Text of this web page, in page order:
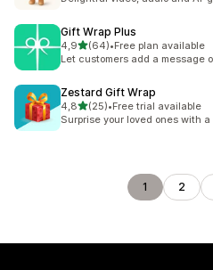
Gift Wrap Plus
4,95 yıldız üzerinden
(64)
toplam 64 değerlendirme
•Free plan available
Let customers add a message
Zestard Gift Wrap
4,85 yıldız üzerinden
(25)
toplam 25 değerlendirme
•Free trial available
Surprise your loved ones with
1 2